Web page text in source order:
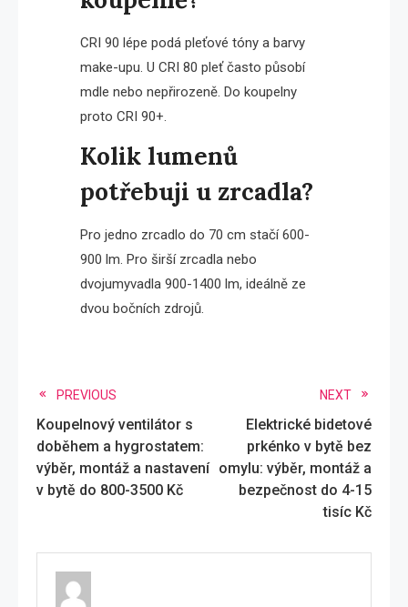
CRI 90 lépe podá pleťové tóny a barvy
make-upu. U CRI 80 pleť často působí
mdle nebo nepřirozeně. Do koupelny
proto CRI 90+.
Kolik lumenů
potřebuji u zrcadla?
Pro jedno zrcadlo do 70 cm stačí 600-
900 lm. Pro širší zrcadla nebo
dvojumyvadla 900-1400 lm, ideálně ze
dvou bočních zdrojů.
Read
more
articles
PREVIOUS
Koupelnový ventilátor s
doběhem a hygrostatem:
výběr, montáž a nastavení
v bytě do 800-3500 Kč
NEXT
Elektrické bidetové
prkénko v bytě bez
omylu: výběr, montáž a
bezpečnost do 4-15
tisíc Kč